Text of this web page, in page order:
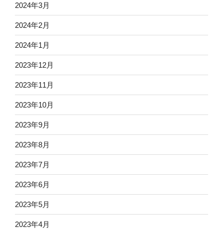
2024年3月
2024年2月
2024年1月
2023年12月
2023年11月
2023年10月
2023年9月
2023年8月
2023年7月
2023年6月
2023年5月
2023年4月